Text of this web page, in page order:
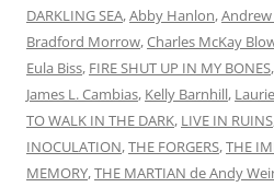
DARKLING SEA,Abby Hanlon,
Bradford Morrow,Charles McKay
Eula Biss, FIRE SHUT UP IN MY BONES,
James L. Cambias, Kelly Barnhill,
TO WALK IN THE DARK, LIVE IN RUINS
INOCULATION,THE FORGERS,THE
MEMORY,THE MARTIAN de Andy